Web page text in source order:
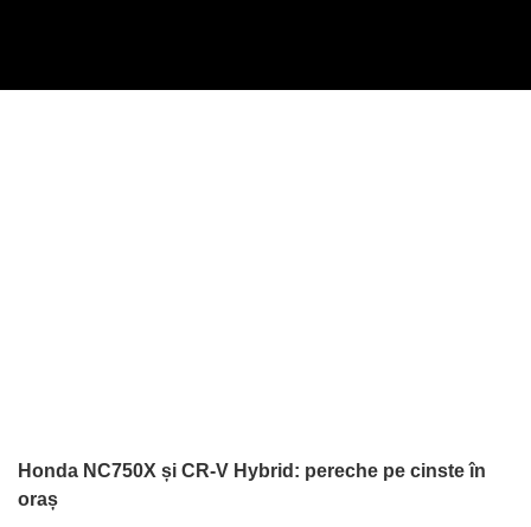
Honda NC750X și CR-V Hybrid: pereche pe cinste în
oraș